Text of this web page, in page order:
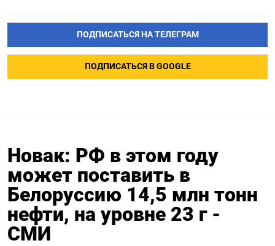
ПОДПИСАТЬСЯ НА ТЕЛЕГРАМ
ПОДПИСАТЬСЯ В GOOGLE
Новак: РФ в этом году
может поставить в
Белоруссию 14,5 млн тонн
нефти, на уровне 23 г -
СМИ